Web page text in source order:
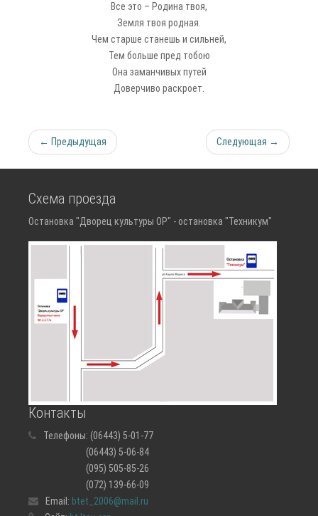
Все это – Родина твоя,
Земля твоя родная.
Чем старше станешь и сильней,
Тем больше пред тобою
Она заманчивых путей
Доверчиво раскроет.
← Предыдущая Следующая →
Схема проезда
Остановка "Дворец культуры ОР" - остановка "Техникум"
Контакты
Телефоны: (06443) 5-01-77
(06443) 5-06-84
(095) 505-85-26
(072) 139-66-09
Email: btet_2006@mail.ru